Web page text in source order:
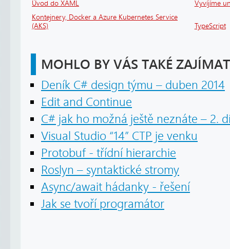
Úvod do XAML
Vyvíjíme
Kontejnery, Docker a Azure Kubernetes Service
(AKS)
TypeScript
MOHLO BY VÁS TAKÉ ZAJÍMAT
Deník C# design týmu – duben 2014
Edit and Continue
C# jak ho možná ještě neznáte – 2.
Visual Studio “14” CTP je venku
Protobuf - třídní hierarchie
Roslyn – syntaktické stromy
Async/await hádanky - řešení
Jak se tvoří programátor